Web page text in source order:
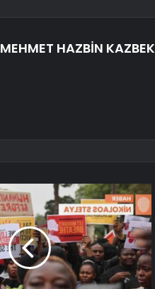
MEHMET HAZBİN KAZBEK